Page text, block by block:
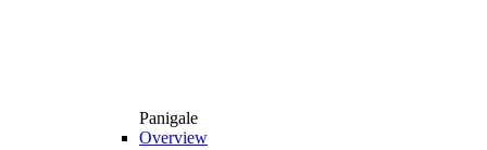
Panigale
Overview